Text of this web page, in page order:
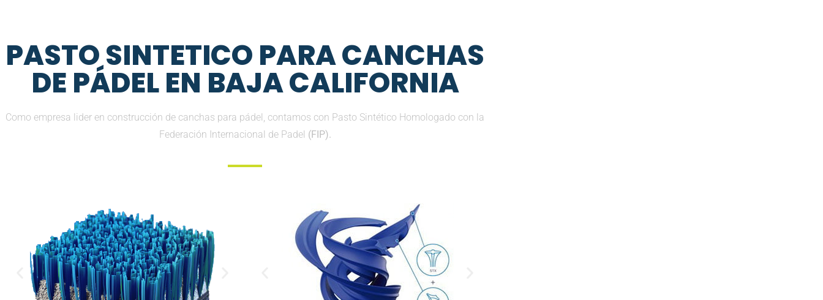
PASTO SINTETICO PARA CANCHAS
DE PÁDEL EN BAJA CALIFORNIA
Como empresa lider en construcción de canchas para pádel, contamos con Pasto Sintético Homologado con la
Federación Internacional de Padel (FIP).